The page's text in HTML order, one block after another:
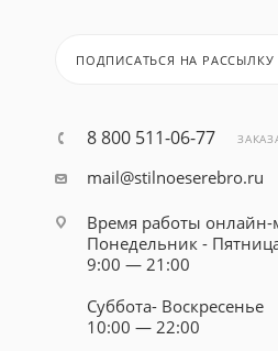
ПОДПИСАТЬСЯ НА РАССЫЛКУ
8 800 511-06-77
mail@stilnoeserebro.ru
Время работы онлайн-
Понедельник -
9:00 — 21:00
Суббота- Воскресенье
10:00 — 22:00